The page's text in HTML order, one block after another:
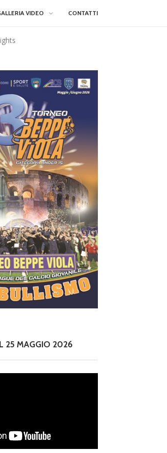
VIDEO CONTATTI
25 MAGGIO 2026